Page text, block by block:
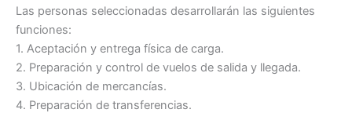
Las personas seleccionadas desarrollarán las siguientes
funciones:
1. Aceptación y entrega física de carga.
2. Preparación y control de vuelos de salida y llegada.
3. Ubicación de mercancías.
4. Preparación de transferencias.